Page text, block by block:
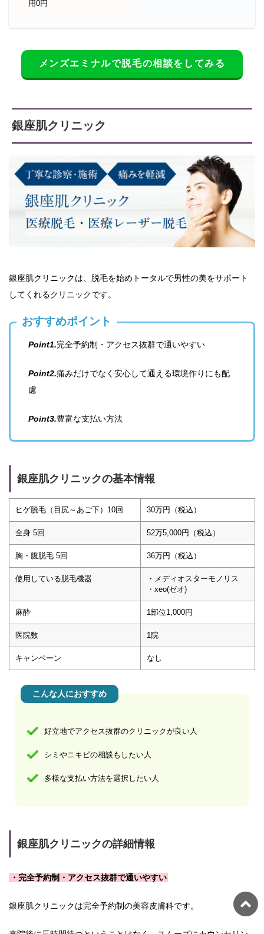
用0円
メンズエミナルで脱毛の相談をしてみる
銀座肌クリニック
銀座肌クリニックは、脱毛を始めトータルで男性の美をサポート
してくれるクリニックです。
おすすめポイント
Point1.完全予約制・アクセス抜群で通いやすい
Point2.痛みだけでなく安心して通える環境作りにも配
慮
Point3.豊富な支払い方法
銀座肌クリニックの基本情報
ヒゲ脱毛（目尻～あご下）10回 30万円（税込）
全身 5回 52万5,000円（税込）
胸・腹脱毛 5回 36万円（税込）
使用している脱毛機器
・メディオスターモノリス
・xeo(ゼオ)
麻酔 1部位1,000円
医院数 1院
キャンペーン なし
こんな人におすすめ
好立地でアクセス抜群のクリニックが良い人
シミやニキビの相談もしたい人
多様な支払い方法を選択したい人
銀座肌クリニックの詳細情報
・完全予約制・アクセス抜群で通いやすい
銀座肌クリニックは完全予約制の美容皮膚科です。